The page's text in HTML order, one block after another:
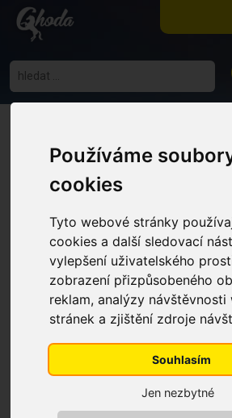
Používáme
cookies
Tyto webové stránky
cookies a další sledovací
vylepšení uživatelského
zobrazení přizpůsobeného
reklam, analýzy návštěvnosti
stránek a zjištění zdroje
Souhlasím
Jen nezbytné
Laminaze pro koně
schvácení, kyblík